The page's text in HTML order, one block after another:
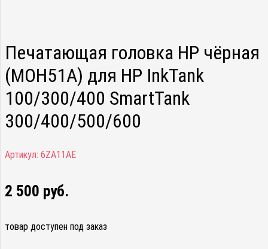
Печатающая головка HP чёрная
(MOH51A) для HP InkTank
100/300/400 SmartTank
300/400/500/600
Артикул: 6ZA11AE
2 500 руб.
товар доступен под заказ